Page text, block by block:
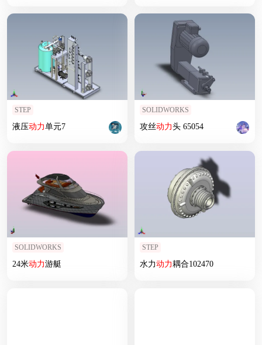
STEP
液压动力单元7
SOLIDWORKS
攻丝动力头 65054
SOLIDWORKS
24米动力游艇
STEP
水力动力耦合102470